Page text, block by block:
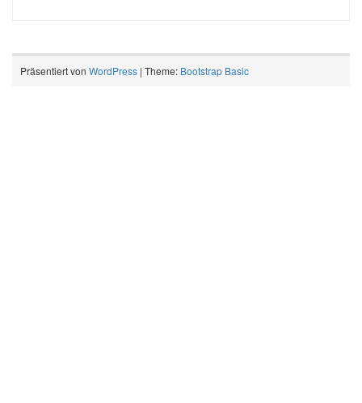
Präsentiert von WordPress | Theme: Bootstrap Basic